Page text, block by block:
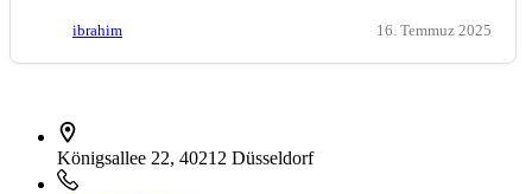
ibrahim 16. Temmuz 2025
Königsallee 22, 40212 Düsseldorf